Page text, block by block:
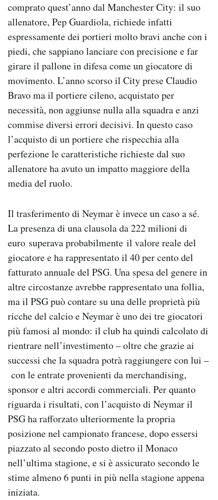
comprato quest’anno dal Manchester City: il suo
allenatore, Pep Guardiola, richiede infatti
espressamente dei portieri molto bravi anche con i
piedi, che sappiano lanciare con precisione e far
girare il pallone in difesa come un giocatore di
movimento. L’anno scorso il City prese Claudio
Bravo ma il portiere cileno, acquistato per
necessità, non aggiunse nulla alla squadra e anzi
commise diversi errori decisivi. In questo caso
l’acquisto di un portiere che rispecchia alla
perfezione le caratteristiche richieste dal suo
allenatore ha avuto un impatto maggiore della
media del ruolo.
Il trasferimento di Neymar è invece un caso a sé.
La presenza di una clausola da 222 milioni di
euro superava probabilmente il valore reale del
giocatore e ha rappresentato il 40 per cento del
fatturato annuale del PSG. Una spesa del genere in
altre circostanze avrebbe rappresentato una follia,
ma il PSG può contare su una delle proprietà più
ricche del calcio e Neymar è uno dei tre giocatori
più famosi al mondo: il club ha quindi calcolato di
rientrare nell’investimento – oltre che grazie ai
successi che la squadra potrà raggiungere con lui –
con le entrate provenienti da merchandising,
sponsor e altri accordi commerciali. Per quanto
riguarda i risultati, con l’acquisto di Neymar il
PSG ha rafforzato ulteriormente la propria
posizione nel campionato francese, dopo essersi
piazzato al secondo posto dietro il Monaco
nell’ultima stagione, e si è assicurato secondo le
stime almeno 6 punti in più nella stagione appena
iniziata.